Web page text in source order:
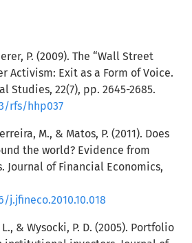
P. (2009). The “Wall Street
Activism: Exit as a Form of Voice.
Studies, 22(7), pp. 2645-2685.
rfs/hhp037
M., & Matos, P. (2011). Does
the world? Evidence from
of Financial Economics,
j.jfineco.2010.10.018
& Wysocki, P. D. (2005). Portfolio